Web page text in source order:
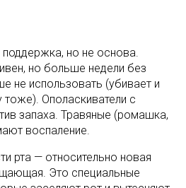
но не основа.
но больше недели без
не использовать (убивает и
Ополаскиватели с
запаха. Травяные (ромашка,
воспаление.
рта — относительно новая
Это специальные